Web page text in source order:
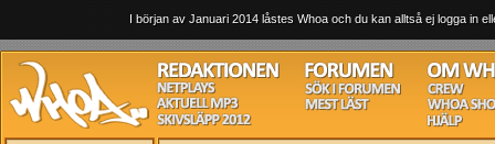
I början av Januari 2014 låstes Whoa och du kan alltså ej logga in